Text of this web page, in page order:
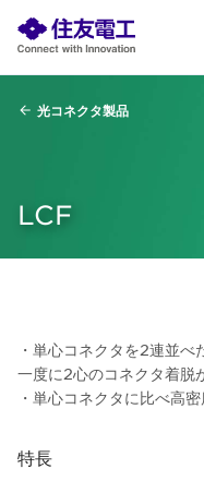
光コネクタ製品
LCF
・単心コネクタを2連並べ
一度に2心のコネクタ着脱
・単心コネクタに比べ高密
特長